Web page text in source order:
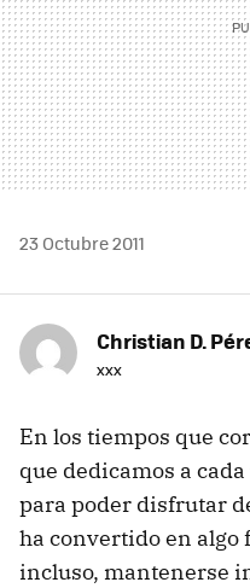
23 Octubre 2011
Christian D.
xxx
En los tiempos que
que dedicamos a
para poder disfrutar
ha convertido en algo
incluso, mantenerse